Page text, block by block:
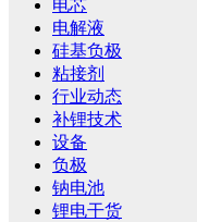
电芯
电解液
硅基负极
粘接剂
行业动态
补锂技术
设备
负极
钠电池
锂电干货